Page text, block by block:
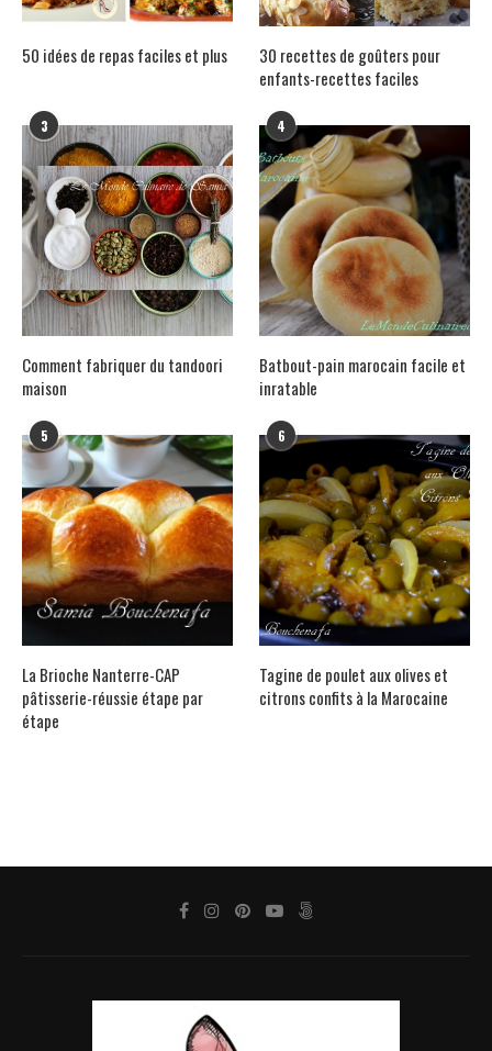
50 idées de repas faciles et plus
30 recettes de goûters pour
enfants-recettes faciles
3
Comment fabriquer du tandoori
maison
4
Batbout-pain marocain facile et
inratable
5
La Brioche Nanterre-CAP
pâtisserie-réussie étape par
étape
6
Tagine de poulet aux olives et
citrons confits à la Marocaine